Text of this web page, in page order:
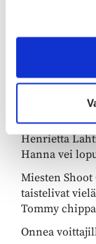
Hanna
Naiset
16:30 ja
Henrietta
Hanna vei
Miesten
taistelivat
Tommy
Onnea